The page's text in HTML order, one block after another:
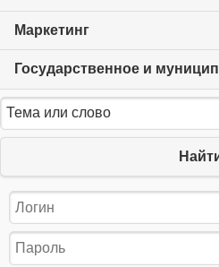
Маркетинг
Государственное и